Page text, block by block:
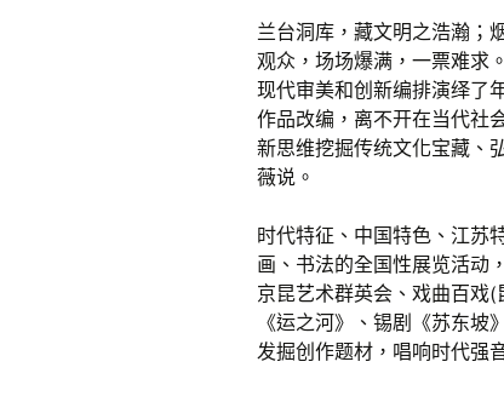
兰台洞库，藏文明之浩瀚；
观众，场场爆满，一票难求
现代审美和创新编排演绎了
作品改编，离不开在当代社
新思维挖掘传统文化宝藏、
薇说。
时代特征、中国特色、江苏
画、书法的全国性展览活动
京昆艺术群英会、戏曲百戏(
《运之河》、锡剧《苏东
发掘创作题材，唱响时代